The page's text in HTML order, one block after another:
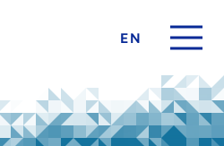
EN